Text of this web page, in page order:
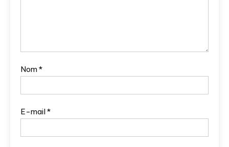
Nom*
E-mail*